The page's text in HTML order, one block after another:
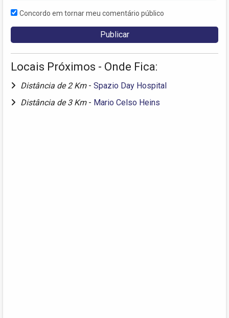
Concordo em tornar meu comentário público
Locais Próximos - Onde Fica:
Distância de 2 Km - Spazio Day Hospital
Distância de 3 Km - Mario Celso Heins